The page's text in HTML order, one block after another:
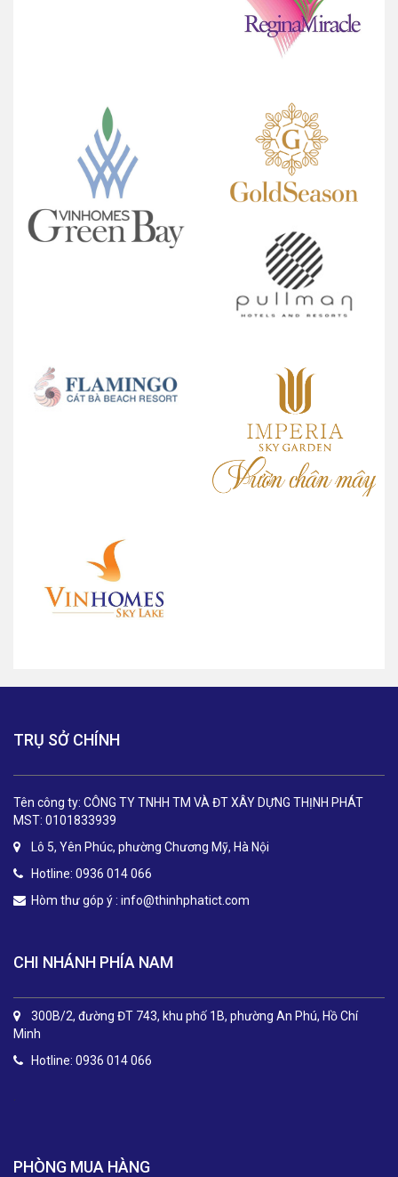
TRỤ SỞ CHÍNH
Tên công ty: CÔNG TY TNHH TM VÀ ĐT XÂY DỰNG THỊNH PHÁT
MST: 0101833939
Lô 5, Yên Phúc, phường Chương Mỹ, Hà Nội
Hotline: 0936 014 066
Hòm thư góp ý : info@thinhphatict.com
CHI NHÁNH PHÍA NAM
300B/2, đường ĐT 743, khu phố 1B, phường An Phú, Hồ Chí
Minh
Hotline: 0936 014 066
PHÒNG MUA HÀNG